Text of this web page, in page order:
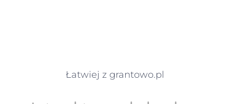
Łatwiej z grantowo.pl